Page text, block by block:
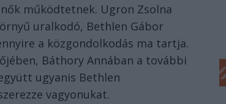
működtetnek. Ugron Zsolna
uralkodó, Bethlen Gábor
a közgondolkodás ma tartja.
Báthory Annában a további
ugyanis Bethlen
vagyonukat.